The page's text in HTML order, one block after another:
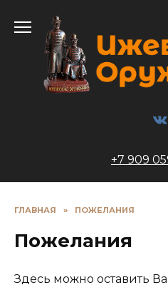
содержанию
+7 909
ГЛАВНАЯ » ПОЖЕЛАНИЯ
Пожелания
Здесь можно оставить